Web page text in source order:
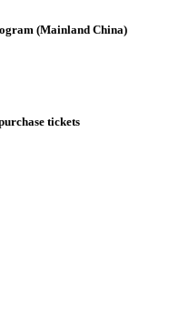
(Mainland China)
tickets